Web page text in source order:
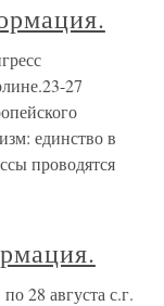
27
единство в
проводятся
28 августа с.г.